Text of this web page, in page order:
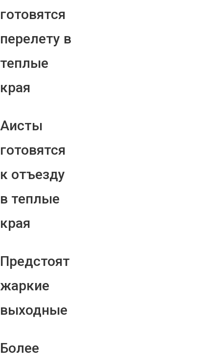
готовятся
перелету в
теплые
края
Аисты
готовятся
к отъезду
в теплые
края
Предстоят
жаркие
выходные
Более